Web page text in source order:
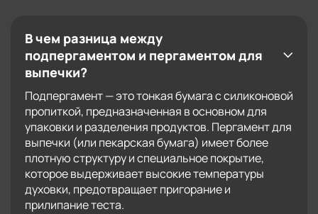
В чем разница между
подпергаментом и пергаментом для
выпечки?
Подпергамент — это тонкая бумага с силиконовой
пропиткой, предназначенная в основном для
упаковки и разделения продуктов. Пергамент для
выпечки (или пекарская бумага) имеет более
плотную структуру и специальное покрытие,
которое выдерживает высокие температуры
духовки, предотвращает пригорание и
прилипание теста.